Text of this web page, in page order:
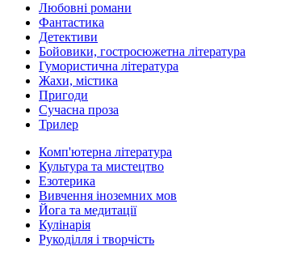
Любовні романи
Фантастика
Детективи
Бойовики, гостросюжетна література
Гумористична література
Жахи, містика
Пригоди
Сучасна проза
Трилер
Комп'ютерна література
Культура та мистецтво
Езотерика
Вивчення іноземних мов
Йога та медитації
Кулінарія
Рукоділля і творчість